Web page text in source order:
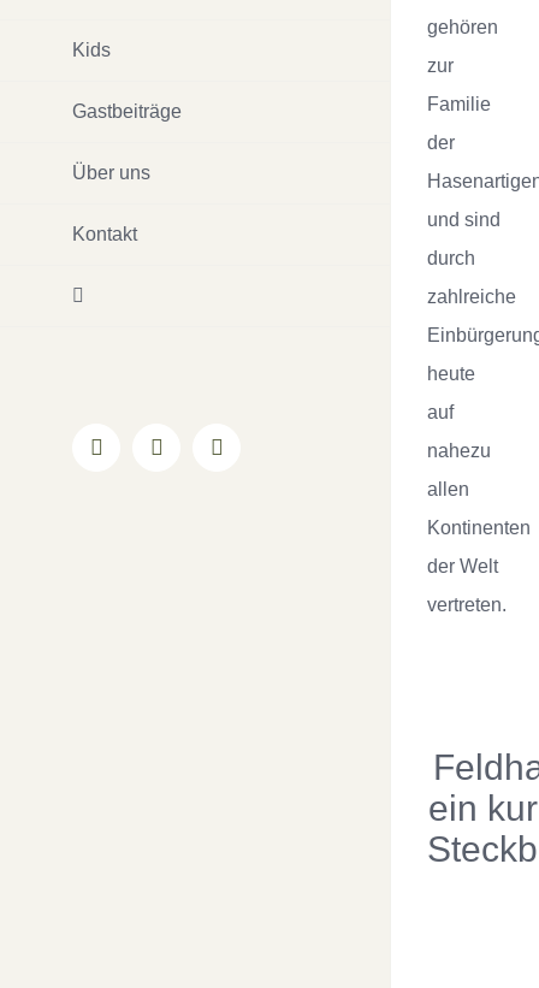
Kids
Gastbeiträge
Über uns
Kontakt
FacebookYouTubeInstagram
gehören
zur
Familie
der
und sind
durch
zahlreiche
heute
auf
nahezu
allen
Kontinenten
der Welt
vertreten.
ein